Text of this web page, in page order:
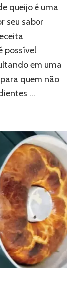
queijo é uma
seu sabor
possível
em uma
quem não
…